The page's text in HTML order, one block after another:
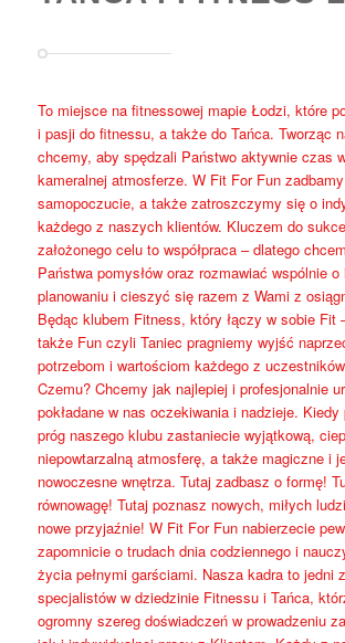
To miejsce na fitnessowej mapie Łodzi, które
i pasji do fitnessu, a także do Tańca. Tworząc
chcemy, aby spędzali Państwo aktywnie czas
kameralnej atmosferze. W Fit For Fun
samopoczucie, a także zatroszczymy się o
każdego z naszych klientów. Kluczem do
założonego celu to współpraca – dlatego
Państwa pomysłów oraz rozmawiać wspólnie
planowaniu i cieszyć się razem z Wami z
Będąc klubem Fitness, który łączy w sobie Fit
także Fun czyli Taniec pragniemy wyjść
potrzebom i wartościom każdego z
Czemu? Chcemy jak najlepiej i profesjonalnie
pokładane w nas oczekiwania i nadzieje.
próg naszego klubu zastaniecie wyjątkową,
niepowtarzalną atmosferę, a także magiczne i
nowoczesne wnętrza. Tutaj zadbasz o formę!
równowagę! Tutaj poznasz nowych, miłych
nowe przyjaźnie! W Fit For Fun nabierzecie
zapomnicie o trudach dnia codziennego i
życia pełnymi garściami. Nasza kadra to jedni
specjalistów w dziedzinie Fitnessu i Tańca,
ogromny szereg doświadczeń w prowadzeniu